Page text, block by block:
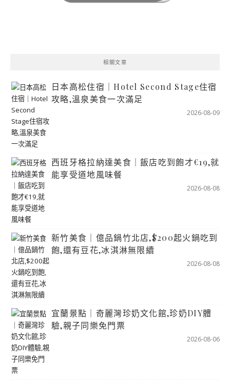
相關文章
日本高松住宿｜Hotel Second Stage住宿
攻略,溫泉美食一次滿足
2026-08-09
西班牙格拉納達美食｜飯店吃到飽才€19,就
能享受道地風味餐
2026-08-08
新竹美食｜億品鍋竹北店,$200起火鍋吃到
飽,還有豆花,冰淇淋無限續
2026-08-08
宜蘭景點｜奇麗灣珍奶文化館,珍奶DIY體
驗,親子同樂免門票
2026-08-06